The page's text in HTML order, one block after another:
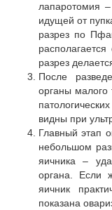
лапаротомия
идущей от
разрез по
разрез
После
органы малого
видны при
Главный этап
небольшом
яичника –
органа. Если
яичник
показана